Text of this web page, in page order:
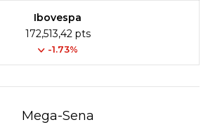
Ibovespa
172,513,42 pts
-1.73%
Mega-Sena